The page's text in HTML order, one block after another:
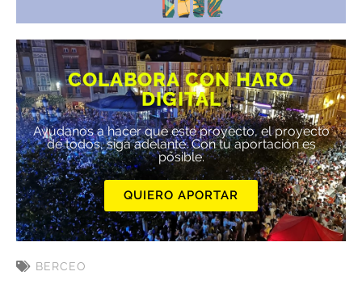
COLABORA CON HARO
DIGITAL
Ayúdanos a hacer que este proyecto, el proyecto
de todos, siga adelante. Con tu aportación es
posible.
QUIERO APORTAR
BERCEO